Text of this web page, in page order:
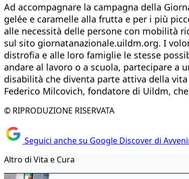
Ad accompagnare la campagna della
gelée e caramelle alla frutta e per i più
alle necessità delle persone con mobilità
sul sito giornatanazionale.uildm.org. I
distrofia e alle loro famiglie le stesse
andare al lavoro o a scuola, partecipare a
disabilità che diventa parte attiva della
Federico Milcovich, fondatore di Uildm,
© RIPRODUZIONE RISERVATA
Seguici anche su Google Discover di
Altro di Vita e Cura